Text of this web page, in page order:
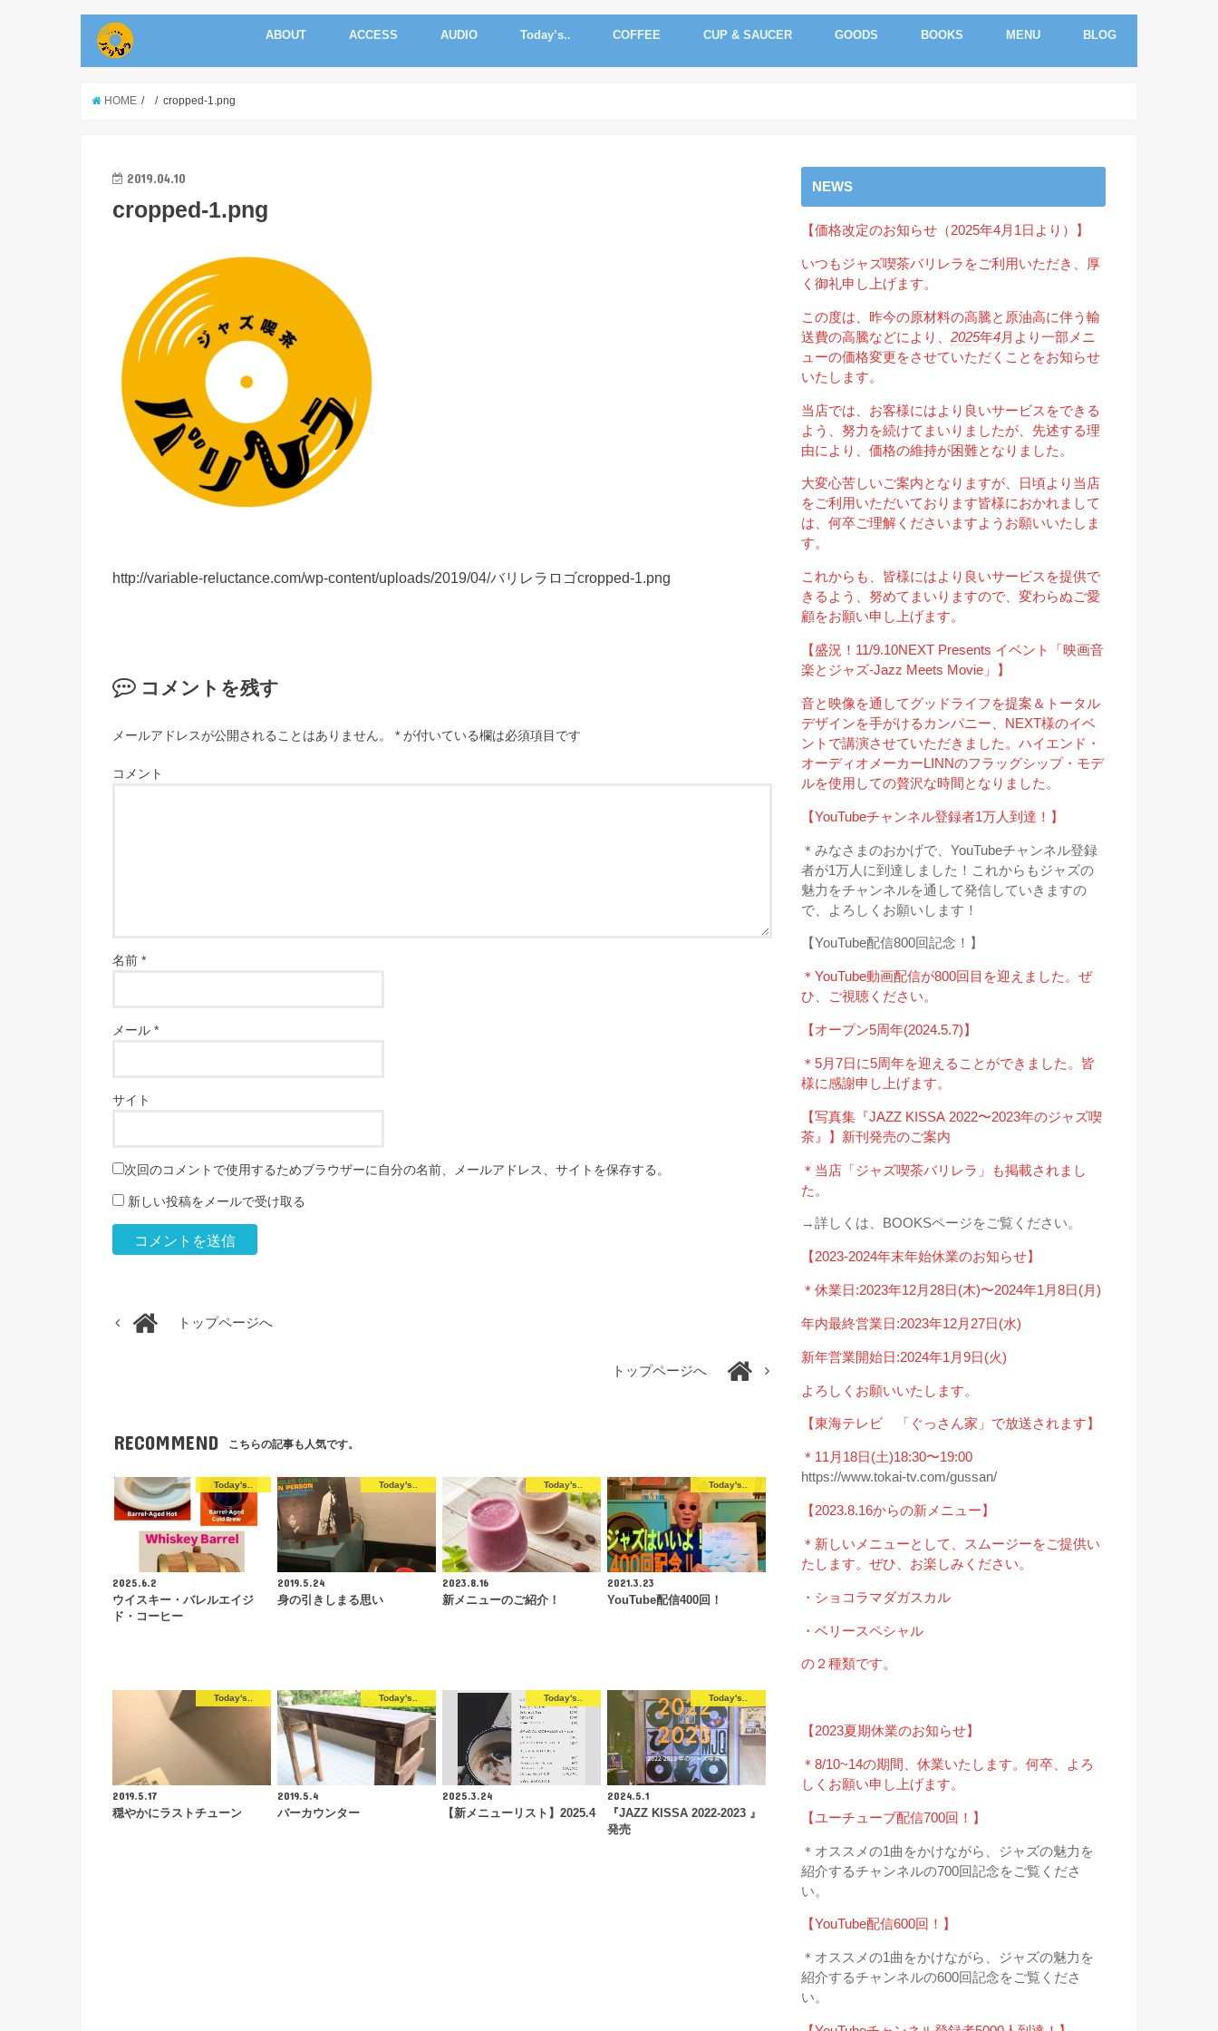
ABOUT ACCESS AUDIO Today’s.. COFFEE CUP & SAUCER GOODS BOOKS MENU BLOG
HOME cropped-1.png
2019.04.10
cropped-1.png
http://variable-reluctance.com/wp-content/uploads/2019/04/バリレラロゴcropped-1.png
コメントを残す
メールアドレスが公開されることはありません。 * が付いている欄は必須項目です
コメント
名前 *
メール *
サイト
次回のコメントで使用するためブラウザーに自分の名前、メールアドレス、サイトを保存する。
新しい投稿をメールで受け取る
トップページへ
トップページへ
RECOMMEND こちらの記事も人気です。
Today's..
2025.6.2
ウイスキー・バレルエイジ
ド・コーヒー
Today's..
2019.5.24
身の引きしまる思い
Today's..
2023.8.16
新メニューのご紹介！
Today's..
2021.3.23
YouTube配信400回！
Today's..
2019.5.17
穏やかにラストチューン
Today's..
2019.5.4
バーカウンター
Today's..
2025.3.24
【新メニューリスト】2025.4
Today's..
2024.5.1
『JAZZ KISSA 2022-2023 』
発売
NEWS
【価格改定のお知らせ（2025年4月1日より）】
いつもジャズ喫茶バリレラをご利用いただき、厚
く御礼申し上げます。
この度は、昨今の原材料の高騰と原油高に伴う輸
送費の高騰などにより、 2025年4月より一部メニ
ューの価格変更をさせていただくことをお知らせ
いたします。
当店では、お客様にはより良いサービスをできる
よう、努力を続けてまいりましたが、先述する理
由により、価格の維持が困難となりました。
大変心苦しいご案内となりますが、日頃より当店
をご利用いただいております皆様におかれまして
は、何卒ご理解くださいますようお願いいたしま
す。
これからも、皆様にはより良いサービスを提供で
きるよう、努めてまいりますので、変わらぬご愛
顧をお願い申し上げます。
【盛況！11/9.10NEXT Presents イベント「映画音
楽とジャズ-Jazz Meets Movie」】
音と映像を通してグッドライフを提案＆トータル
デザインを手がけるカンパニー、NEXT様のイベ
ントで講演させていただきました。ハイエンド・
オーディオメーカーLINNのフラッグシップ・モデ
ルを使用しての贅沢な時間となりました。
【YouTubeチャンネル登録者1万人到達！】
＊みなさまのおかげで、YouTubeチャンネル登録
者が1万人に到達しました！これからもジャズの
魅力をチャンネルを通して発信していきますの
で、よろしくお願いします！
【YouTube配信800回記念！】
＊YouTube動画配信が800回目を迎えました。ぜ
ひ、ご視聴ください。
【オープン5周年(2024.5.7)】
＊5月7日に5周年を迎えることができました。皆
様に感謝申し上げます。
【写真集『JAZZ KISSA 2022〜2023年のジャズ喫
茶』】新刊発売のご案内
＊当店「ジャズ喫茶バリレラ」も掲載されまし
た。
→詳しくは、BOOKSページをご覧ください。
【2023-2024年末年始休業のお知らせ】
＊休業日:2023年12月28日(木)〜2024年1月8日(月)
年内最終営業日:2023年12月27日(水)
新年営業開始日:2024年1月9日(火)
よろしくお願いいたします。
【東海テレビ 「ぐっさん家」で放送されます】
＊11月18日(土)18:30〜19:00
https://www.tokai-tv.com/gussan/
【2023.8.16からの新メニュー】
＊新しいメニューとして、スムージーをご提供い
たします。ぜひ、お楽しみください。
・ショコラマダガスカル
・ベリースペシャル
の２種類です。
【2023夏期休業のお知らせ】
＊8/10~14の期間、休業いたします。何卒、よろ
しくお願い申し上げます。
【ユーチューブ配信700回！】
＊オススメの1曲をかけながら、ジャズの魅力を
紹介するチャンネルの700回記念をご覧くださ
い。
【YouTube配信600回！】
＊オススメの1曲をかけながら、ジャズの魅力を
紹介するチャンネルの600回記念をご覧くださ
い。